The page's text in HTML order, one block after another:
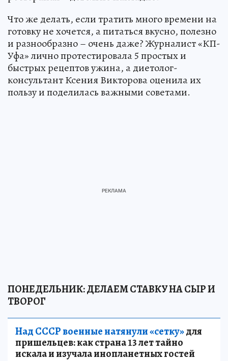
Что же делать, если тратить много времени на
готовку не хочется, а питаться вкусно, полезно
и разнообразно – очень даже? Журналист «КП-
Уфа» лично протестировала 5 простых и
быстрых рецептов ужина, а диетолог-
консультант Ксения Викторова оценила их
пользу и поделилась важными советами.
ПОНЕДЕЛЬНИК: ДЕЛАЕМ СТАВКУ НА СЫР И
ТВОРОГ
Над СССР военные натянули «сетку»для
пришельцев: как страна 13 лет тайно
искала и изучала инопланетных гостей